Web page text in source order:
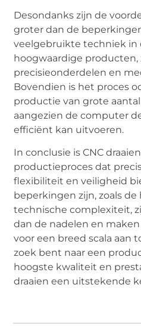
Desondanks zijn de
groter dan de
veelgebruikte techniek in
hoogwaardige producten,
precisieonderdelen en
Bovendien is het proces
productie van grote
aangezien de computer
efficiënt kan uitvoeren.
In conclusie is CNC
productieproces dat
flexibiliteit en veiligheid
beperkingen zijn, zoals
technische complexiteit,
dan de nadelen en
voor een breed scala aan
zoek bent naar een
hoogste kwaliteit en
draaien een uitstekende